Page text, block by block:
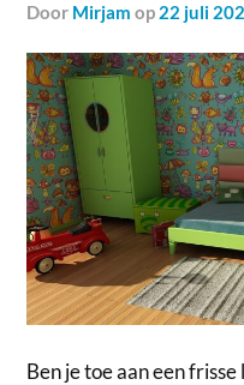
door Mirjam op 22 juli
Ben je toe aan een